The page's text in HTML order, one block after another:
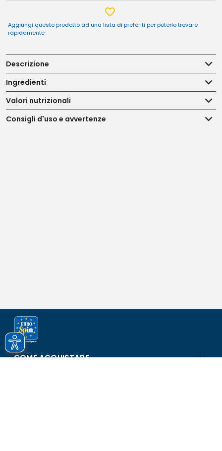
Aggiungi questo prodotto ad una lista di preferiti per poterlo trovare
rapidamente
Descrizione
Ingredienti
Valori nutrizionali
Consigli d'uso e avvertenze
COME ACQUISTARE